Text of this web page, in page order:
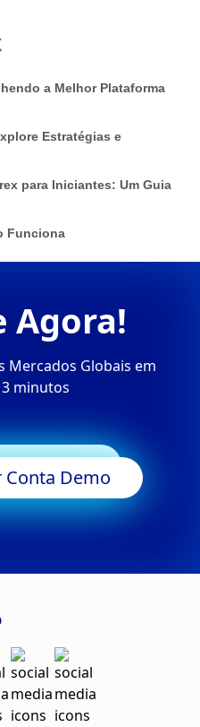
a Melhor Plataforma
Estratégias e
para Iniciantes: Um Guia
Funciona
Agora!
Mercados Globais em
minutos
Negociar
Demo